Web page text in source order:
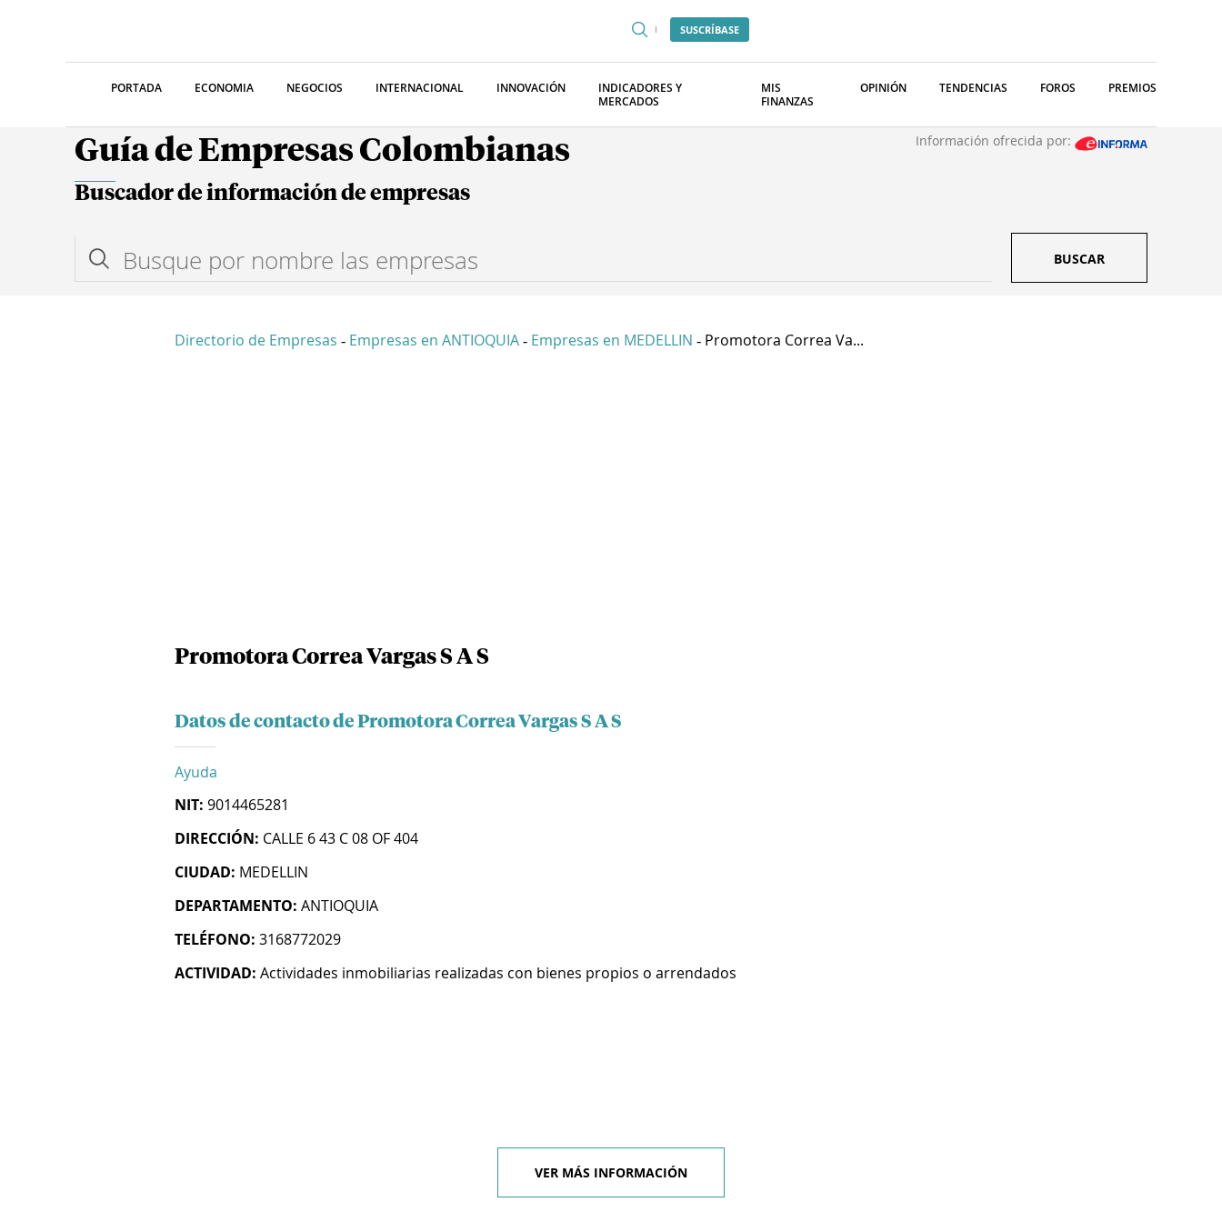
SUSCRÍBASE
PORTADA ECONOMIA NEGOCIOS INTERNACIONAL INNOVACIÓN
INDICADORES Y
MERCADOS
MIS
FINANZAS
OPINIÓN TENDENCIAS FOROS PREMIOS
Guía de Empresas Colombianas Información ofrecida por:
Buscador de información de empresas
BUSCAR
Directorio de Empresas - Empresas en ANTIOQUIA - Empresas en MEDELLIN - Promotora Correa Va...
Promotora Correa Vargas S A S
Datos de contacto de Promotora Correa Vargas S A S
Ayuda
NIT: 9014465281
DIRECCIÓN: CALLE 6 43 C 08 OF 404
CIUDAD: MEDELLIN
DEPARTAMENTO: ANTIOQUIA
TELÉFONO: 3168772029
ACTIVIDAD: Actividades inmobiliarias realizadas con bienes propios o arrendados
VER MÁS INFORMACIÓN